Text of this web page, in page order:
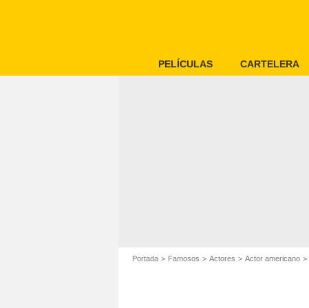
PELÍCULAS CARTELERA
Portada Famosos Actores Actor americano